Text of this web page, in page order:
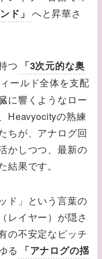
ド」 へと昇華さ
つ
「3次元的な奥
ールド全体を支配
に響くようなロー
Heavyocityの熟練
ちが、アナログ回
かしつつ、最新の
果です。
ド」という言葉の
レイヤー）が隠さ
の不安定なピッチ
る
「アナログの揺